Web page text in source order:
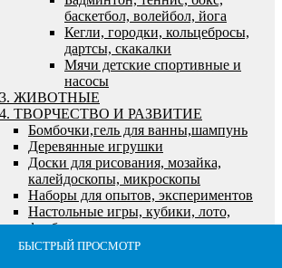
БЫСТРЫЙ ПРОСМОТР
БЫСТРЫЙ ПРОСМОТР
БЫСТРЫЙ ПРОСМОТР
БЫСТРЫЙ ПРОСМОТР
БЫСТРЫЙ ПРОСМОТР
баскетбол, волейбол, йога
Кегли, городки, кольцебросы,
дартсы, скакалки
Мячи детские спортивные и
насосы
ЖИВОТНЫЕ
ТВОРЧЕСТВО И РАЗВИТИЕ
Бомбочки,гель для ванны,шампунь
Деревянные игрушки
Доски для рисования, мозайка,
калейдоскопы, микроскопы
Наборы для опытов, экспериментов
Настольные игры, кубики, лото,
футбол
Игры детские, семейные,